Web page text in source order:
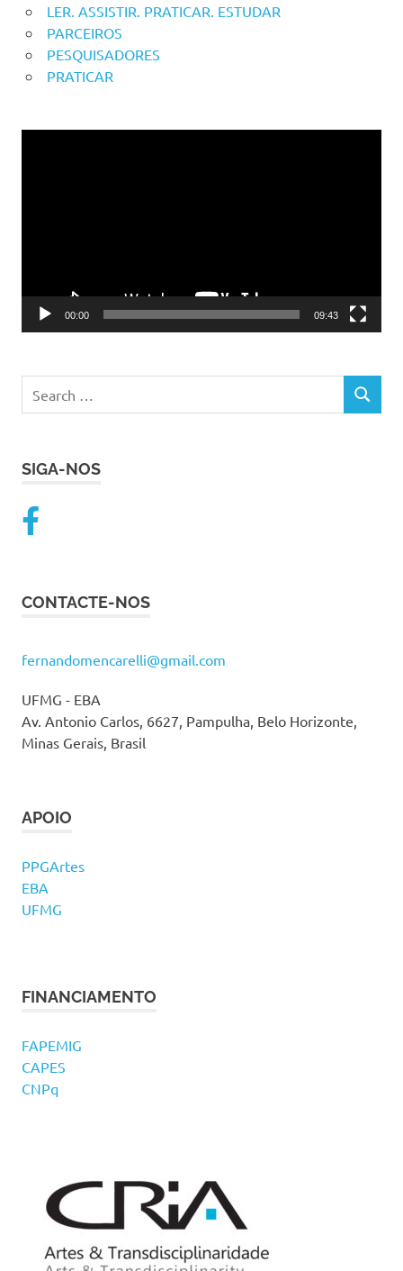
LER. ASSISTIR. PRATICAR. ESTUDAR
PARCEIROS
PESQUISADORES
PRATICAR
00:00 09:43
for:
SEARCH
SIGA-NOS
CONTACTE-NOS
fernandomencarelli@gmail.com
UFMG - EBA
Av. Antonio Carlos, 6627, Pampulha, Belo Horizonte,
Minas Gerais, Brasil
APOIO
PPGArtes
EBA
UFMG
FINANCIAMENTO
FAPEMIG
CAPES
CNPq